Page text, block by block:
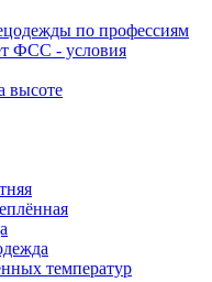
по профессиям
ФСС - условия
высоте
температур